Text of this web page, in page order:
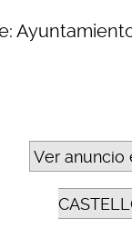
Ver anuncio